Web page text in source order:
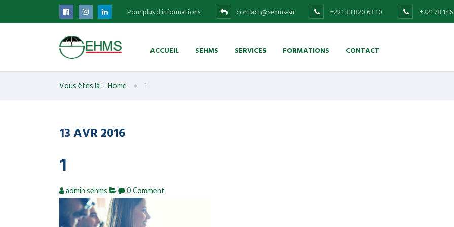
Pour plus d'informations contact@sehms-sn +221 33 820 63 10 +221 78
ACCUEIL SEHMS SERVICES FORMATIONS CONTACT
Vous êtes là : Home 1
13AVR2016
1
admin sehms 0 Comment